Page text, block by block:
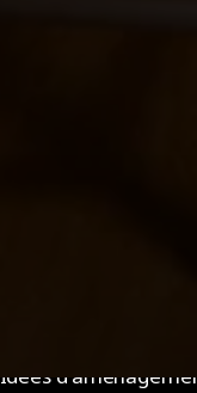
Idées